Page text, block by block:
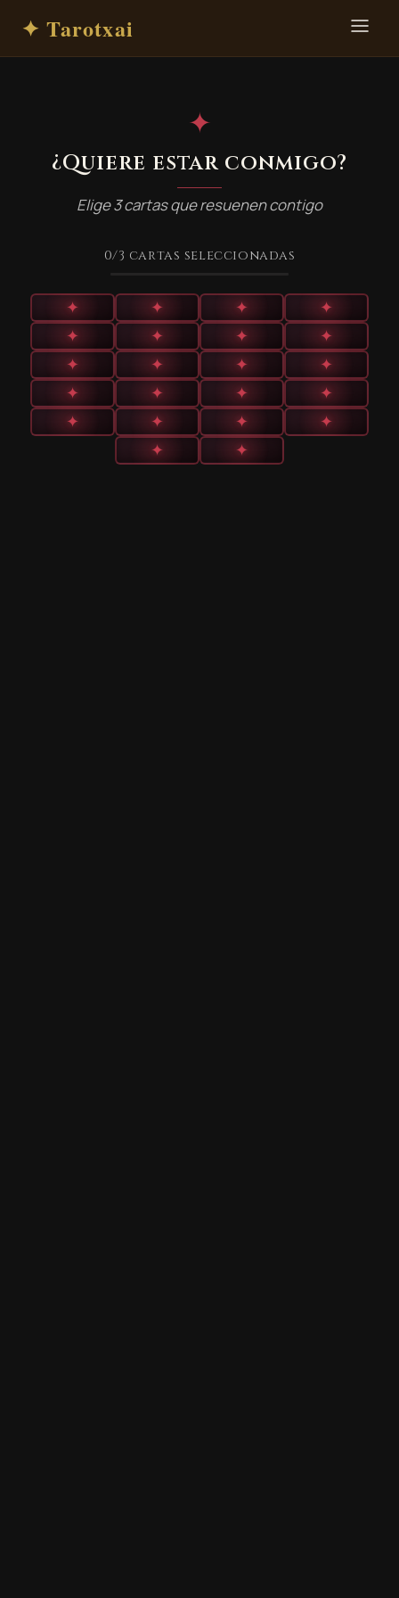
✦ Tarotxai
✦
¿Quiere estar conmigo?
Elige 3 cartas que resuenen contigo
0/3 cartas seleccionadas
✦ ✦ ✦
✦
✦
✦ ✦
✦
✦
✦ ✦
✦
✦
✦ ✦
✦
✦
✦ ✦
✦
✦
✦